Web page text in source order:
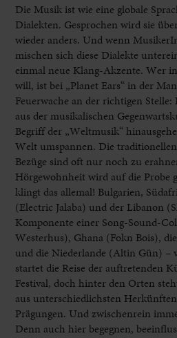
Die Musik ist wie eine globale
Dialekten. Gesprochen wird sie
wieder anders. Und wenn
mischen sich diese Dialekte
einmal neue Klang-Akzente. Wer
will, ist bei „Planet Ears“ in der
Feuerwache an der richtigen
aus der musikalischen
Begriff der „Weltmusik“
Welt umspannen. Die
Bezüge sind oft nur noch zu
Hörgewohnheit wird auf die Probe
klingt das allemal! Bulgarien,
(Electric Jalaba) und der Libanon
Komponente einer Song-Sound-
Westerhus), Ghana (Fokn Bois),
und die Niederlande (Altin Gün) –
startet die Reise der auftretenden
Festival, doch hinter den Orten
aus unterschiedlichsten
Prägungen. Und zwischenrein
Denn auch hier begegnen,